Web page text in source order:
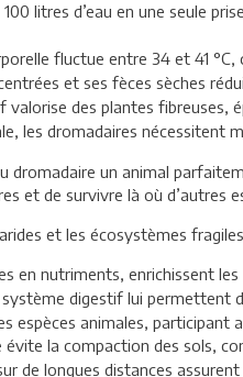
litres d’eau en une seule
fluctue entre 34 et 41
et ses fèces sèches
valorise des plantes fibreuses,
les dromadaires nécessitent
dromadaire un animal
et de survivre là où d’autres
et les écosystèmes
en nutriments, enrichissent
digestif lui permettent
espèces animales, participant
évite la compaction des sols,
de longues distances